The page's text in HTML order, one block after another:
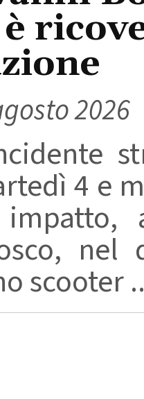
2026
4 e
nel
scooter